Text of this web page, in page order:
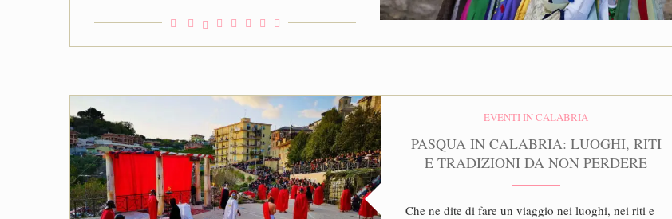
EVENTI IN CALABRIA
PASQUA IN CALABRIA: LUOGHI, RITI
E TRADIZIONI DA NON PERDERE
Che ne dite di fare un viaggio nei luoghi, nei riti e